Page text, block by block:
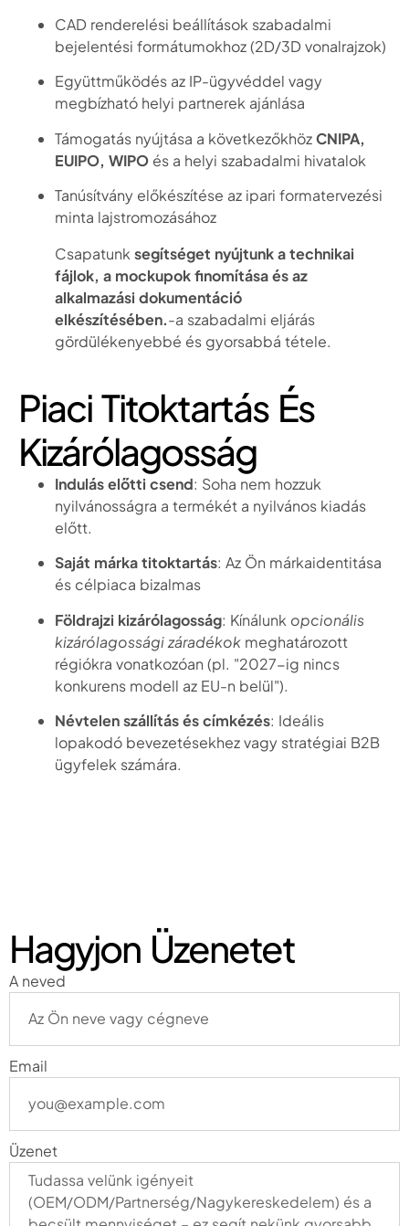
CAD renderelési beállítások szabadalmi
bejelentési formátumokhoz (2D/3D vonalrajzok)
Együttműködés az IP-ügyvéddel vagy
megbízható helyi partnerek ajánlása
Támogatás nyújtása a következőkhözCNIPA,
EUIPO, WIPO és a helyi szabadalmi hivatalok
Tanúsítvány előkészítése az ipari formatervezési
minta lajstromozásához
Csapatunk segítséget nyújtunk a technikai
fájlok, a mockupok finomítása és az
alkalmazási dokumentáció
elkészítésében.-a szabadalmi eljárás
gördülékenyebbé és gyorsabbá tétele.
Piaci Titoktartás És
Kizárólagosság
Indulás előtti csend: Soha nem hozzuk
nyilvánosságra a termékét a nyilvános kiadás
előtt.
Saját márka titoktartás: Az Ön márkaidentitása
és célpiaca bizalmas
Földrajzi kizárólagosság: Kínálunk opcionális
kizárólagossági záradékok meghatározott
régiókra vonatkozóan (pl. "2027-ig nincs
konkurens modell az EU-n belül").
Névtelen szállítás és címkézés: Ideális
lopakodó bevezetésekhez vagy stratégiai B2B
ügyfelek számára.
Hagyjon Üzenetet
A neved
Email
Üzenet